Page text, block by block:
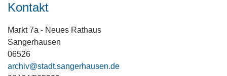
Kontakt
Adresse:
Markt 7a - Neues Rathaus
Sangerhausen
06526
E-Mail:
archiv@stadt.sangerhausen.de